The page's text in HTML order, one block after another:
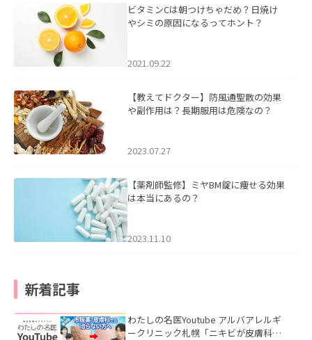
ビタミンCは朝つけちゃだめ？日焼け
やシミの原因になるってホント？
2021.09.22
【教えてドクター】防風通聖散の効果
や副作用は？長期服用は危険なの？
2023.07.27
【薬剤師監修】ミヤBM錠に痩せる効果
は本当にあるの？
2023.11.10
新着記事
わたしの名医Youtube アルバアレルギ
ークリニック札幌「ニキビが皮膚科で